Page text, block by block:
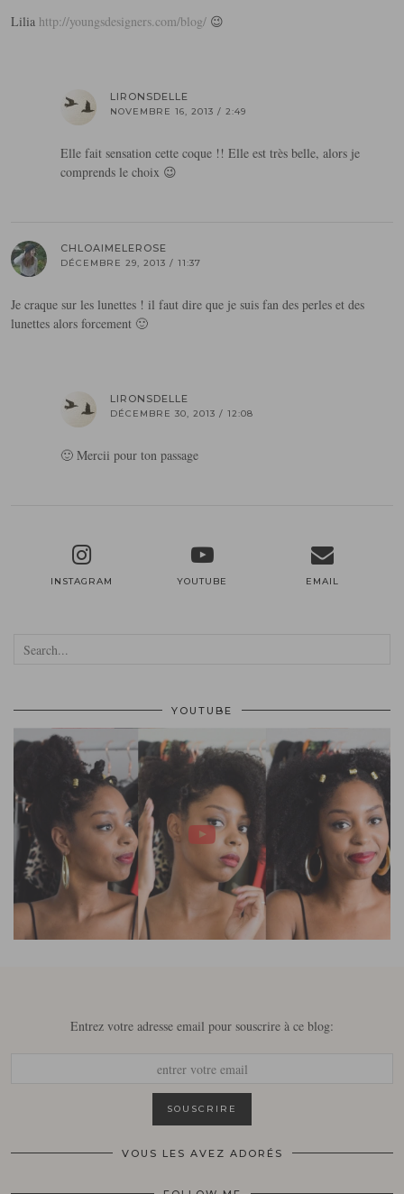
Lilia http://youngsdesigners.com/blog/ 😉
LIRONSDELLE
NOVEMBRE 16, 2013 / 2:49
Elle fait sensation cette coque !! Elle est très belle, alors je
comprends le choix 😉
CHLOAIMELEROSE
DÉCEMBRE 29, 2013 / 11:37
Je craque sur les lunettes ! il faut dire que je suis fan des perles et des
lunettes alors forcement 🙂
LIRONSDELLE
DÉCEMBRE 30, 2013 / 12:08
🙂 Mercii pour ton passage
INSTAGRAM YOUTUBE EMAIL
YOUTUBE
Entrez votre adresse email pour souscrire à ce blog:
VOUS LES AVEZ ADORÉS